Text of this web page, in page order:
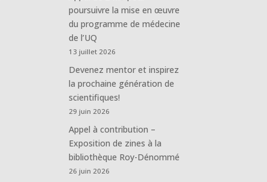
poursuivre la mise en œuvre
du programme de médecine
de l’UQ
13 juillet 2026
Devenez mentor et inspirez
la prochaine génération de
scientifiques!
29 juin 2026
Appel à contribution –
Exposition de zines à la
bibliothèque Roy-Dénommé
26 juin 2026